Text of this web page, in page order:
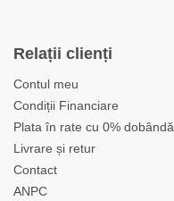
Relații clienți
Contul meu
Condiții Financiare
Plata în rate cu 0% dobândă
Livrare și retur
Contact
ANPC